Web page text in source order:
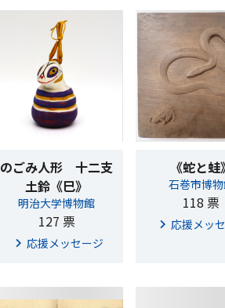
のごみ人形 十二支
土鈴《巳》
明治大学博物館
127 票
応援メッセージ
《蛇と蛙
石巻市博
118 票
応援メッ